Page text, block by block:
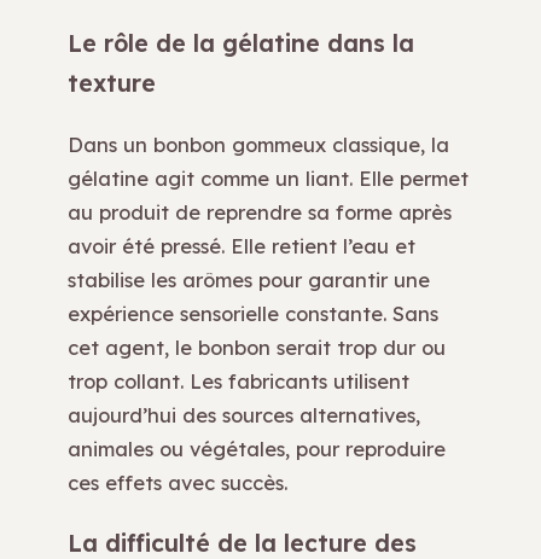
Le rôle de la gélatine dans la
texture
Dans un bonbon gommeux classique, la
gélatine agit comme un liant. Elle permet
au produit de reprendre sa forme après
avoir été pressé. Elle retient l’eau et
stabilise les arômes pour garantir une
expérience sensorielle constante. Sans
cet agent, le bonbon serait trop dur ou
trop collant. Les fabricants utilisent
aujourd’hui des sources alternatives,
animales ou végétales, pour reproduire
ces effets avec succès.
La difficulté de la lecture des